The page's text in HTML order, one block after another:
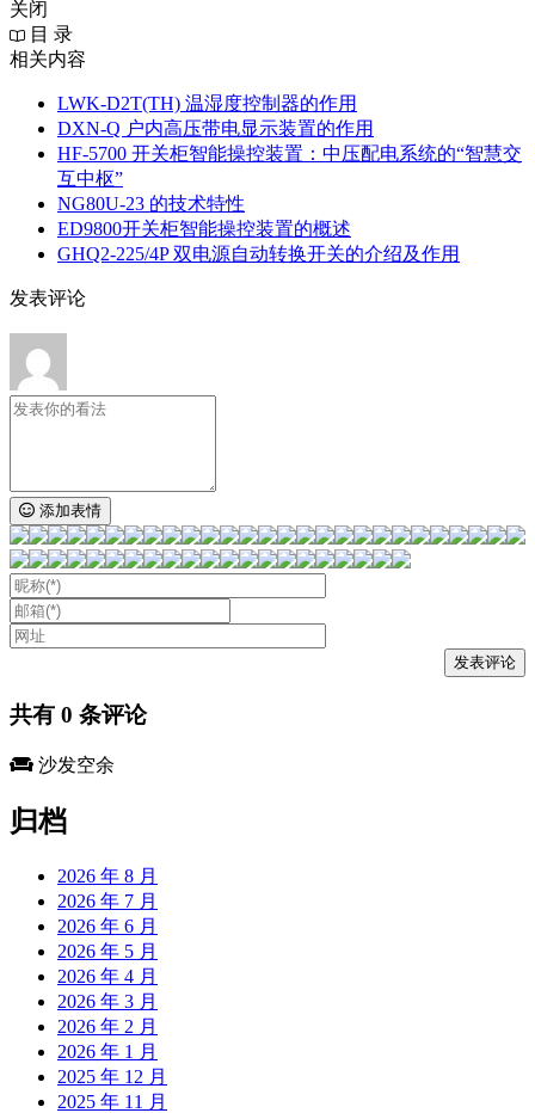
关闭
目 录
相关内容
LWK‑D2T(TH) 温湿度控制器的作用
DXN‑Q 户内高压带电显示装置的作用
HF-5700 开关柜智能操控装置：中压配电系统的“智慧交
互中枢”
NG80U-23 的技术特性
ED9800开关柜智能操控装置的概述
GHQ2-225/4P 双电源自动转换开关的介绍及作用
发表评论
添加表情
共有 0 条评论
沙发空余
归档
2026 年 8 月
2026 年 7 月
2026 年 6 月
2026 年 5 月
2026 年 4 月
2026 年 3 月
2026 年 2 月
2026 年 1 月
2025 年 12 月
2025 年 11 月